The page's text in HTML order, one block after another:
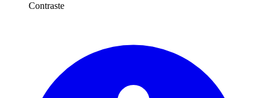
Contraste